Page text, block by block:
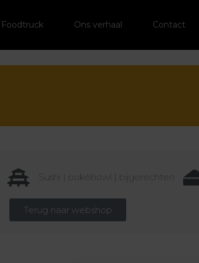
Foodtruck Ons verhaal Contact
Sushi | pokébowl | bijgerechten
Terug naar webshop